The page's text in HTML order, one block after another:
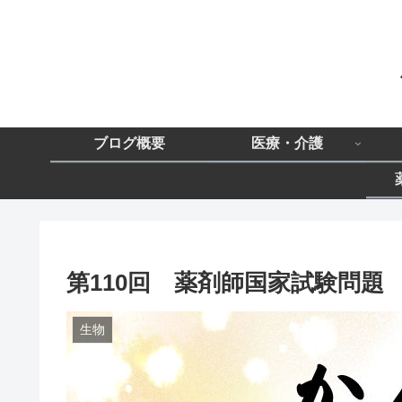
ブログ概要 医療・介護
第110回 薬剤師国家試験問題
生物